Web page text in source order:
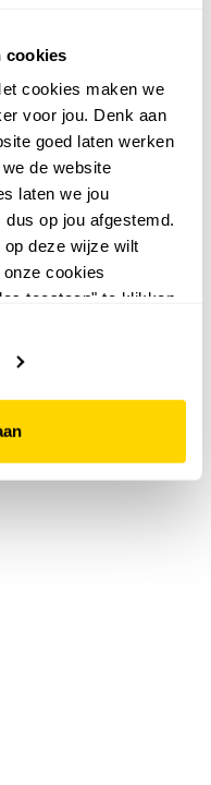
cookies
cookies maken we
voor jou. Denk aan
goed laten werken
de website
laten we jou
op jou afgestemd.
deze wijze wilt
cookies
toestaan" te klikken.